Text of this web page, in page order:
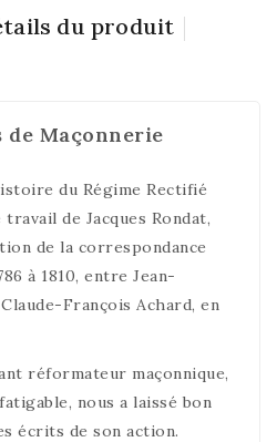
du produit
de Maçonnerie
du Régime Rectifié
de Jacques Rondat,
de la correspondance
à 1810, entre Jean-
François Achard, en
réformateur maçonnique,
nous a laissé bon
écrits de son action.